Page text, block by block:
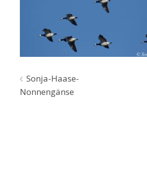
Beitragsnavigation
Sonja-Haase-
Nonnengänse